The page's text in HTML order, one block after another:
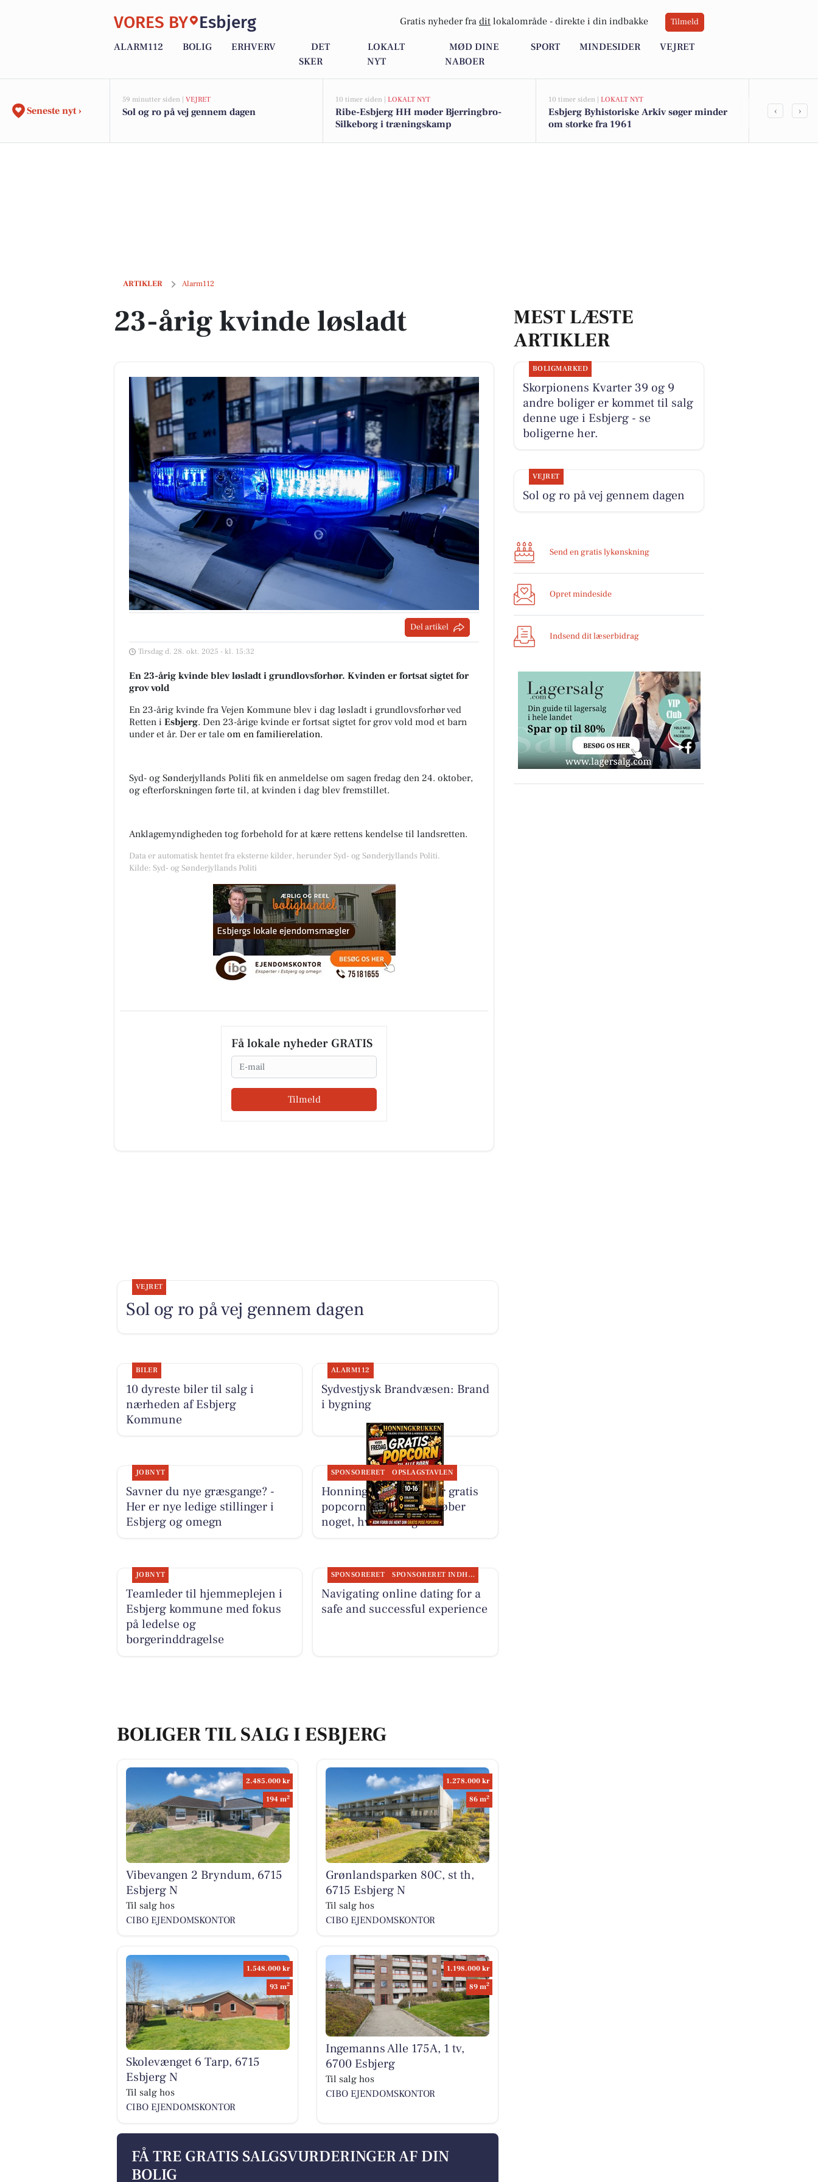
VORES BY Esbjerg Gratis nyheder fra dit lokalområde - direkte i din indbakke Tilmeld
ALARM112 BOLIG ERHVERV
DET
SKER
LOKALT
NYT
MØD DINE
NABOER
SPORT MINDESIDER VEJRET
Seneste nyt ›
59 minutter siden | VEJRET
Sol og ro på vej gennem dagen
10 timer siden | LOKALT NYT
Ribe-Esbjerg HH møder Bjerringbro-
Silkeborg i træningskamp
10 timer siden | LOKALT NYT
Esbjerg Byhistoriske Arkiv søger minder
om storke fra 1961
Esbjerg
‹ ›
ARTIKLER Alarm112
23-årig kvinde løsladt
23-årig kvinde løsladt
Del artikel
Tirsdag d. 28. okt. 2025 - kl. 15:32
En 23-årig kvinde blev løsladt i grundlovsforhør. Kvinden er fortsat sigtet for
grov vold
En 23-årig kvinde fra Vejen Kommune blev i dag løsladt i grundlovsforhør ved
Retten i Esbjerg. Den 23-årige kvinde er fortsat sigtet for grov vold mod et barn
under et år. Der er tale om en familierelation.
Syd- og Sønderjyllands Politi fik en anmeldelse om sagen fredag den 24. oktober,
og efterforskningen førte til, at kvinden i dag blev fremstillet.
Anklagemyndigheden tog forbehold for at kære rettens kendelse til landsretten.
Data er automatisk hentet fra eksterne kilder, herunder Syd- og Sønderjyllands Politi.
Kilde: Syd- og Sønderjyllands Politi
Få lokale nyheder GRATIS
Email
Tilmeld
MEST LÆSTE
ARTIKLER
BOLIGMARKED
Skorpionens Kvarter 39 og 9
andre boliger er kommet til salg
denne uge i Esbjerg - se
boligerne her.
VEJRET
Sol og ro på vej gennem dagen
Send en gratis lykønskning
Opret mindeside
Indsend dit læserbidrag
VEJRET
Sol og ro på vej gennem dagen
BILER
10 dyreste biler til salg i
nærheden af Esbjerg
Kommune
ALARM112
Sydvestjysk Brandvæsen: Brand
i bygning
JOBNYT
Savner du nye græsgange? -
Her er nye ledige stillinger i
Esbjerg og omegn
SPONSORERET OPSLAGSTAVLEN
Honning-krukken giver gratis
popcorn til børn, der køber
noget, hver fredag
JOBNYT
Teamleder til hjemmeplejen i
Esbjerg kommune med fokus
på ledelse og
borgerinddragelse
SPONSORERET SPONSORERET INDHOLD
Navigating online dating for a
safe and successful experience
BOLIGER TIL SALG I ESBJERG
2.485.000 kr
194 m2
Vibevangen 2 Bryndum, 6715
Esbjerg N
Til salg hos
CIBO EJENDOMSKONTOR
1.278.000 kr
86 m2
Grønlandsparken 80C, st th,
6715 Esbjerg N
Til salg hos
CIBO EJENDOMSKONTOR
1.548.000 kr
93 m2
Skolevænget 6 Tarp, 6715
Esbjerg N
Til salg hos
CIBO EJENDOMSKONTOR
1.198.000 kr
89 m2
Ingemanns Alle 175A, 1 tv,
6700 Esbjerg
Til salg hos
CIBO EJENDOMSKONTOR
FÅ TRE GRATIS SALGSVURDERINGER AF DIN
BOLIG